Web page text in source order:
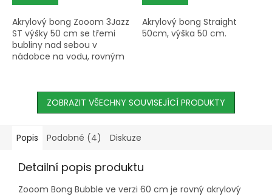
Akrylový bong Zooom 3Jazz
ST výšky 50 cm se třemi
bubliny nad sebou v
nádobce na vodu, rovným
dostupný v 10 barevných
variantách.
Akrylový bong Straight
50cm, výška 50 cm.
ZOBRAZIT VŠECHNY SOUVISEJÍCÍ PRODUKTY
Popis Podobné (4) Diskuze
Detailní popis produktu
Zooom Bong Bubble ve verzi 60 cm je rovný akrylový